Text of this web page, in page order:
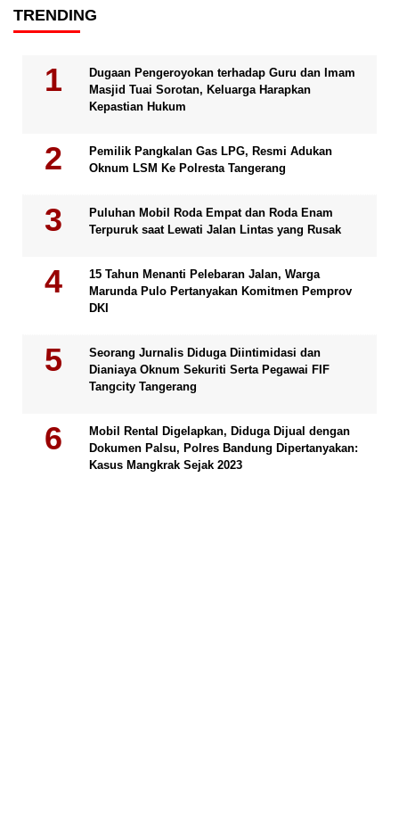
TRENDING
Dugaan Pengeroyokan terhadap Guru dan Imam
Masjid Tuai Sorotan, Keluarga Harapkan
Kepastian Hukum
Pemilik Pangkalan Gas LPG, Resmi Adukan
Oknum LSM Ke Polresta Tangerang
Puluhan Mobil Roda Empat dan Roda Enam
Terpuruk saat Lewati Jalan Lintas yang Rusak
15 Tahun Menanti Pelebaran Jalan, Warga
Marunda Pulo Pertanyakan Komitmen Pemprov
DKI
Seorang Jurnalis Diduga Diintimidasi dan
Dianiaya Oknum Sekuriti Serta Pegawai FIF
Tangcity Tangerang
Mobil Rental Digelapkan, Diduga Dijual dengan
Dokumen Palsu, Polres Bandung Dipertanyakan:
Kasus Mangkrak Sejak 2023